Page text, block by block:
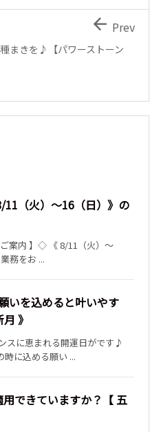
まきを♪【パワーストーン
 Prev
11（火）～16（日）》の
案内 】◇ 《 8/11（火）～
務をお ...
いを込めると叶いやす
》
スに恵まれる開運日がです♪
時に込める願い ...
できていますか？【 五